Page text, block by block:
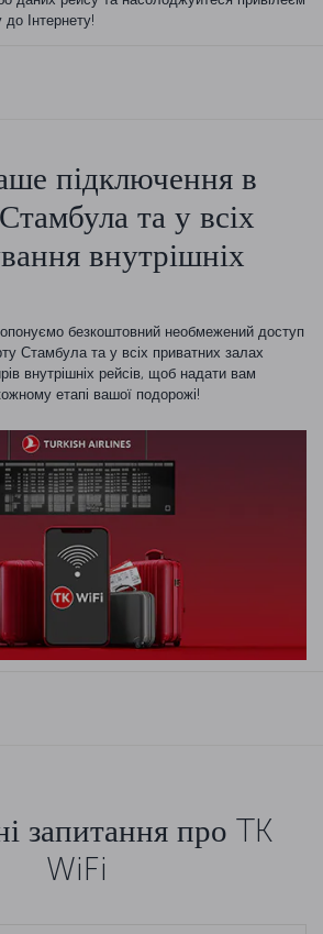
Інтернету!
підключення в
та у всіх
внутрішніх
безкоштовний необмежений доступ
Стамбула та у всіх приватних залах
внутрішніх рейсів, щоб надати вам
етапі вашої подорожі!
запитання про TK
WiFi